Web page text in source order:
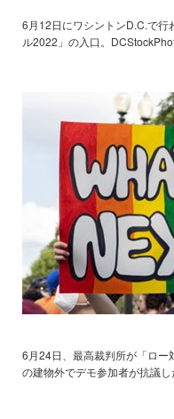
6月12日にワシントンD.C.で行
ル2022」の入口。
6月24日、最高裁判所が「ロー
の建物外でデモ参加者が抗議